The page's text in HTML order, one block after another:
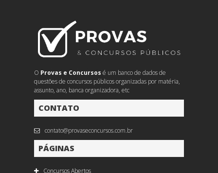
O Provas e Concursos é um banco de dados de
questões de concursos públicos organizadas por matéria,
assunto, ano, banca organizadora, etc
CONTATO
contato@provaseconcursos.com.br
PÁGINAS
Concursos Abertos